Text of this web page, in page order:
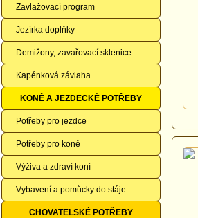
Zavlažovací program
Jezírka doplňky
Demižony, zavařovací sklenice
Kapénková závlaha
KONĚ A JEZDECKÉ POTŘEBY
Potřeby pro jezdce
Potřeby pro koně
Výživa a zdraví koní
Vybavení a pomůcky do stáje
CHOVATELSKÉ POTŘEBY